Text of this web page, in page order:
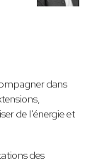
dans
de l'énergie et
des